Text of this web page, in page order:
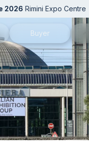
2026 Rimini Expo Centre
biglietto
Buyer
Candidati come
Area riservata Buyer